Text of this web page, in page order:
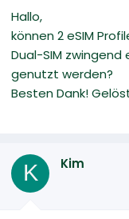
Hallo,
können 2 eSIM
Dual-SIM zwingend
genutzt werden?
Besten Dank!
K Kim